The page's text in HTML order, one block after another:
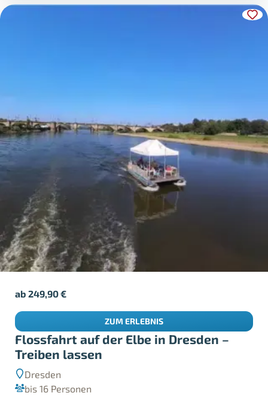
Flossfahrt auf der Elbe in Dresden –
Treiben lassen
Dresden
bis 16 Personen
ab249,90€
ZUM ERLEBNIS